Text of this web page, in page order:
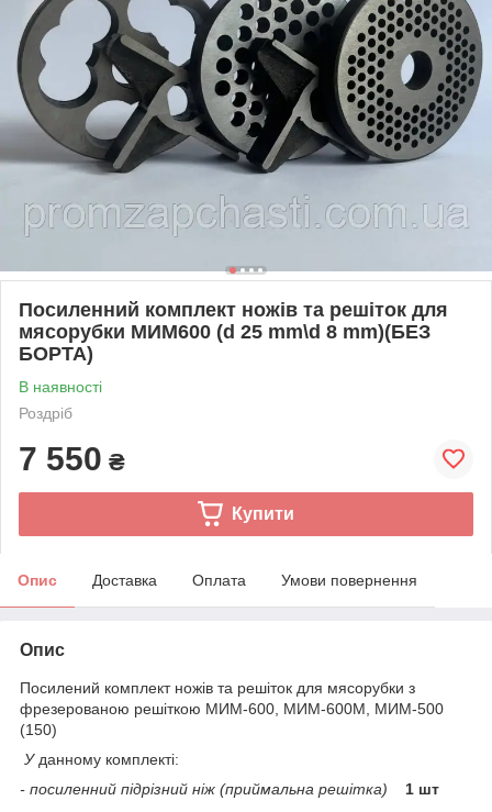
Посиленний комплект ножів та решіток для
мясорубки МИМ600 (d 25 mm\d 8 mm)(БЕЗ
БОРТА)
В наявності
Роздріб
7 550 ₴
Купити
Опис Доставка Оплата Умови повернення
Опис
Посилений комплект ножів та решіток для мясорубки з
фрезерованою решіткою МИМ-600, МИМ-600М, МИМ-500
(150)
Уданному комплекті:
- посиленний підрізний ніж (приймальна решітка)
1 шт